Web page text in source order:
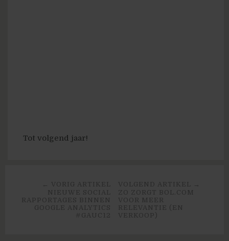
Tot volgend jaar!
VOLGEND ARTIKEL →
ZO ZORGT BOL.COM
VOOR MEER
RELEVANTIE (EN
VERKOOP)
← VORIG ARTIKEL
NIEUWE SOCIAL
RAPPORTAGES BINNEN
GOOGLE ANALYTICS
#GAUC12